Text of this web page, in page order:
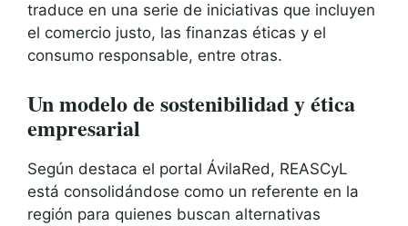
traduce en una serie de iniciativas que incluyen
el comercio justo, las finanzas éticas y el
consumo responsable, entre otras.
Un modelo de sostenibilidad y ética
empresarial
Según destaca el portal ÁvilaRed, REASCyL
está consolidándose como un referente en la
región para quienes buscan alternativas